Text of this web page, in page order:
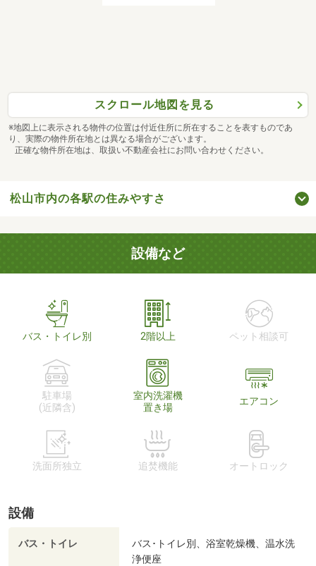
スクロール地図を見る
※地図上に表示される物件の位置は付近住所に所在することを表すものであ
り、実際の物件所在地とは異なる場合がございます。
正確な物件所在地は、取扱い不動産会社にお問い合わせください。
松山市内の各駅の住みやすさ
設備など
バス・トイレ別 2階以上 ペット相談可
駐車場
(近隣含)
室内洗濯機
置き場
エアコン
洗面所独立 追焚機能 オートロック
設備
バス・トイレ
バス･トイレ別、浴室乾燥機、温水洗
浄便座